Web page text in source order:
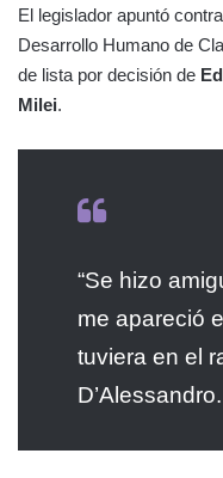
El legislador apuntó contra
Desarrollo Humano de
de lista por decisión de
Milei.
“Se hizo
me apareció
tuviera en el
D’Alessandro.